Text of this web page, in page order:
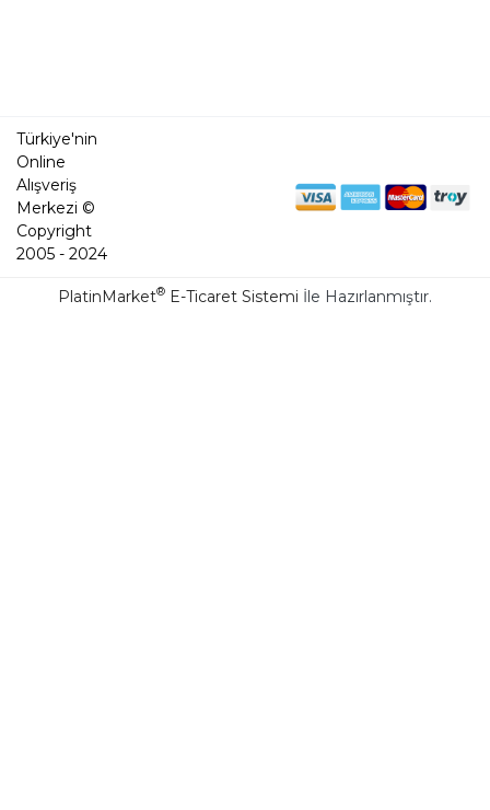
Türkiye'nin
Online
Alışveriş
Merkezi ©
Copyright
2005 - 2024
PlatinMarket® E-Ticaret Sistemi İle Hazırlanmıştır.